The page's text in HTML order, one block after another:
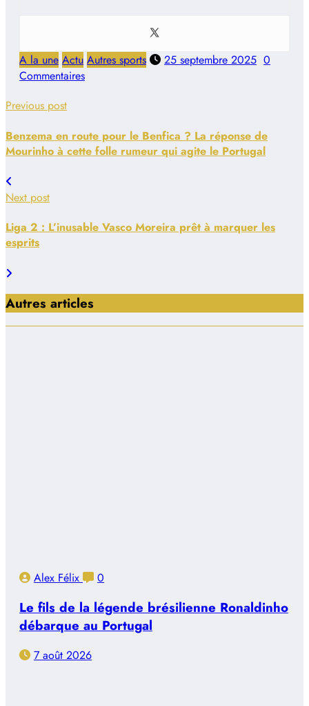
A la une Actu Autres sports 25 septembre 2025 0
Commentaires
Previous post
Benzema en route pour le Benfica ? La réponse de
Mourinho à cette folle rumeur qui agite le Portugal
Next post
Liga 2 : L’inusable Vasco Moreira prêt à marquer les
esprits
Autres articles
Alex Félix 0
Le fils de la légende brésilienne Ronaldinho
débarque au Portugal
7 août 2026